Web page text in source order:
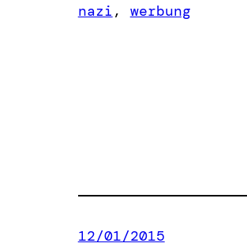
nazi , werbung
12/01/2015